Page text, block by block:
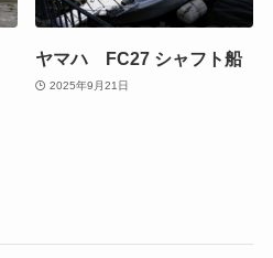
ヤマハ FC27 シャフト船
2025年9月21日